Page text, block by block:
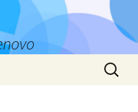
Išči: